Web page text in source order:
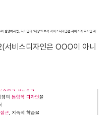
비스디자인은 OOO이 아니